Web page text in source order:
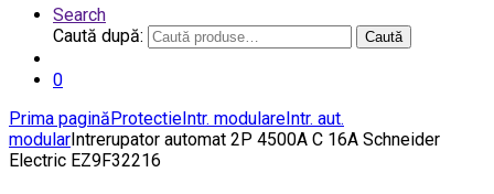
Search
Caută după:
Caută
0
Prima paginăProtectieIntr. modulareIntr. aut.
modularIntrerupator automat 2P 4500A C 16A Schneider
Electric EZ9F32216